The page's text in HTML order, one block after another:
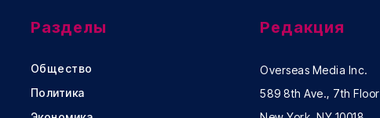
Разделы
Общество
Политика
Редакция
Overseas Media Inc.
589 8th Ave., 7th Floor